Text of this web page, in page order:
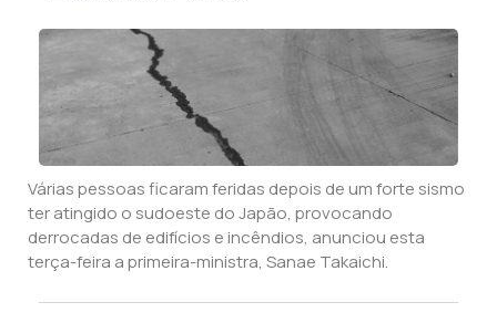
Várias pessoas ficaram feridas depois de um forte sismo
ter atingido o sudoeste do Japão, provocando
derrocadas de edifícios e incêndios, anunciou esta
terça-feira a primeira-ministra, Sanae Takaichi.